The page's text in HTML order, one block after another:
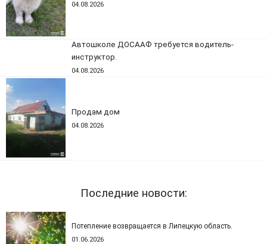
04.08.2026
Автошколе ДОСААФ требуется водитель-
инструктор.
04.08.2026
Продам дом
04.08.2026
Последние новости:
Потепление возвращается в Липецкую область.
01.06.2026